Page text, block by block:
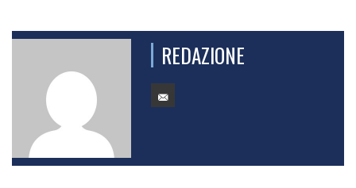
REDAZIONE